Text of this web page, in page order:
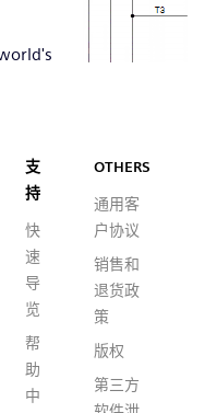
支
持
快
速
导
览
帮
助
中
OTHERS
通用客
户协议
销售和
退货政
策
版权
第三方